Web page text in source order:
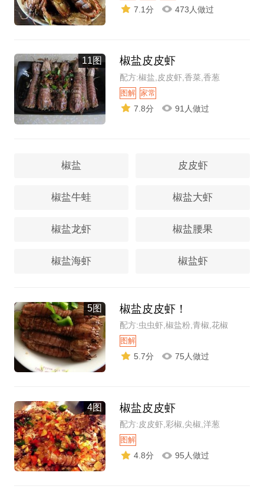
7.1分 473人做过
11图 椒盐皮皮虾
配方:椒盐,皮皮虾,香菜,香葱
图解 家常
7.8分 91人做过
椒盐 皮皮虾
椒盐牛蛙 椒盐大虾
椒盐龙虾 椒盐腰果
椒盐海虾 椒盐虾
5图 椒盐皮皮虾！
配方:虫虫虾,椒盐粉,青椒,花椒
图解
5.7分 75人做过
4图 椒盐皮皮虾
配方:皮皮虾,彩椒,尖椒,洋葱
图解
4.8分 95人做过